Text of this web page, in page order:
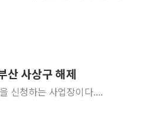
[코인 시황] 비트코인, ETF 자금 유입에
[르포] 39도 폭염 속 잠실 개표소 시위
강원·전라권 폭염중대경보 확대…온열질
빚투·레버리지 줄었지만, 반도체 두 종목
산 사상구 해제
신청하는 사업장이다....